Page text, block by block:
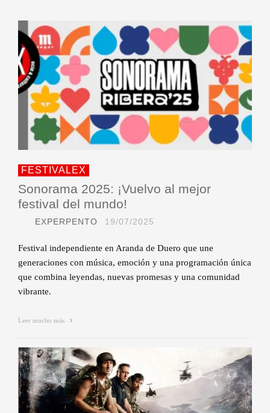
FESTIVALEX
Sonorama 2025: ¡Vuelvo al mejor
festival del mundo!
EXPERPENTO 19/07/2025
Festival independiente en Aranda de Duero que une
generaciones con música, emoción y una programación única
que combina leyendas, nuevas promesas y una comunidad
vibrante.
Leer mucho más